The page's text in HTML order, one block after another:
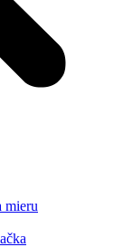
mieru